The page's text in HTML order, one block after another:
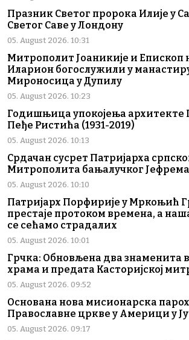
Празник Светог пророка Илије у
Светог Саве у Лондону
05. August 2026. 10:31
Митрополит Јоаникије и Епископ
Иларион богослужили у
Мироносица у Дупилу
05. August 2026. 10:23
Годишњица упокојења архитекте
Пеђе Ристића (1931-2019)
05. August 2026. 10:13
Срдачан сусрет Патријарха
Митрополита бањалучког Јефрема
05. August 2026. 10:10
Патријарх Порфирије у Мркоњић
престаје протоком времена, а
се сећамо страдалих
05. August 2026. 10:01
Грчка: Обновљена два знаменита
храма и предата Касторијској
05. August 2026. 09:52
Основана нова мисионарска
Православне цркве у Америци у
05. August 2026. 09:17